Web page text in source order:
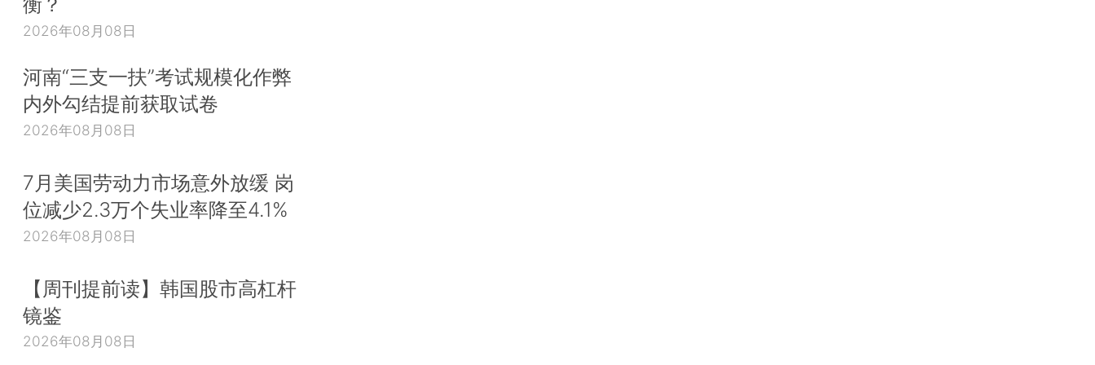
2026年08月08日
河南“三支一扶”考试规模化作弊
内外勾结提前获取试卷
2026年08月08日
7月美国劳动力市场意外放缓 岗
位减少2.3万个失业率降至4.1%
2026年08月08日
【周刊提前读】韩国股市高杠杆
镜鉴
2026年08月08日